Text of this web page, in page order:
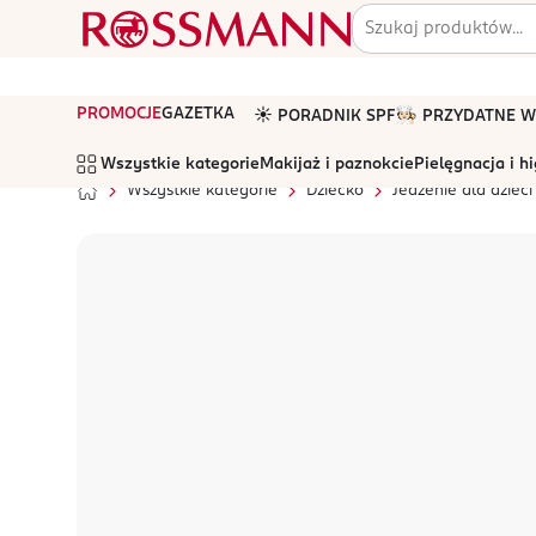
PROMOCJEGAZETKA ☀️ PORADNIK SPF🧑🏻‍🍳 PRZYDATNE
Wszystkie kategorie Makijaż i paznokcie Pielęgnacja i
Wszystkie kategorie
Dziecko Jedzenie dla dzieci